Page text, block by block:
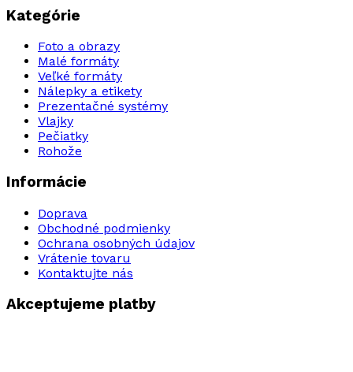
Kategórie
Foto a obrazy
Malé formáty
Veľké formáty
Nálepky a etikety
Prezentačné systémy
Vlajky
Pečiatky
Rohože
Informácie
Doprava
Obchodné podmienky
Ochrana osobných údajov
Vrátenie tovaru
Kontaktujte nás
Akceptujeme platby